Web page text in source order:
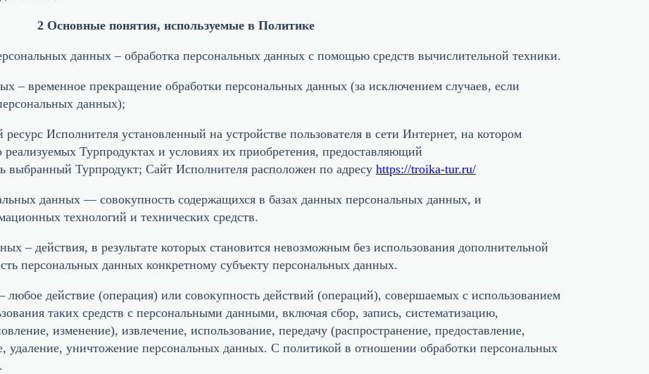
2 Основные понятия, используемые в Политике
данных – обработка персональных данных с помощью средств вычислительной техники.
– временное прекращение обработки персональных данных (за исключением случаев, если
данных);
Исполнителя установленный на устройстве пользователя в сети Интернет, на котором
Турпродуктах и условиях их приобретения, предоставляющий
выбранный Турпродукт; Сайт Исполнителя расположен по адресу https://troika-tur.ru/
данных — совокупность содержащихся в базах данных персональных данных, и
технологий и технических средств.
– действия, в результате которых становится невозможным без использования дополнительной
персональных данных конкретному субъекту персональных данных.
действие (операция) или совокупность действий (операций), совершаемых с использованием
таких средств с персональными данными, включая сбор, запись, систематизацию,
изменение), извлечение, использование, передачу (распространение, предоставление,
удаление, уничтожение персональных данных. С политикой в отношении обработки персональных